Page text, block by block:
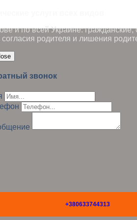
и по всей Украине:
родителя и лишения
звонок
+380633744313